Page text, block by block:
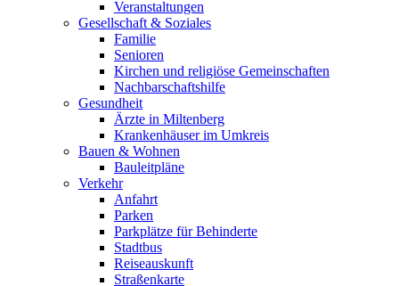
Veranstaltungen
Gesellschaft & Soziales
Familie
Senioren
Kirchen und religiöse Gemeinschaften
Nachbarschaftshilfe
Gesundheit
Ärzte in Miltenberg
Krankenhäuser im Umkreis
Bauen & Wohnen
Bauleitpläne
Verkehr
Anfahrt
Parken
Parkplätze für Behinderte
Stadtbus
Reiseauskunft
Straßenkarte